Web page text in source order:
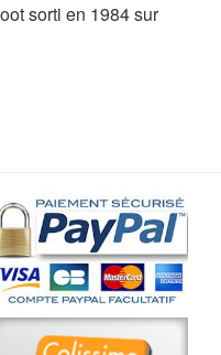
sorti en 1984 sur